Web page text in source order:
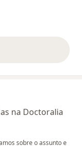
na Doctoralia
sobre o assunto e